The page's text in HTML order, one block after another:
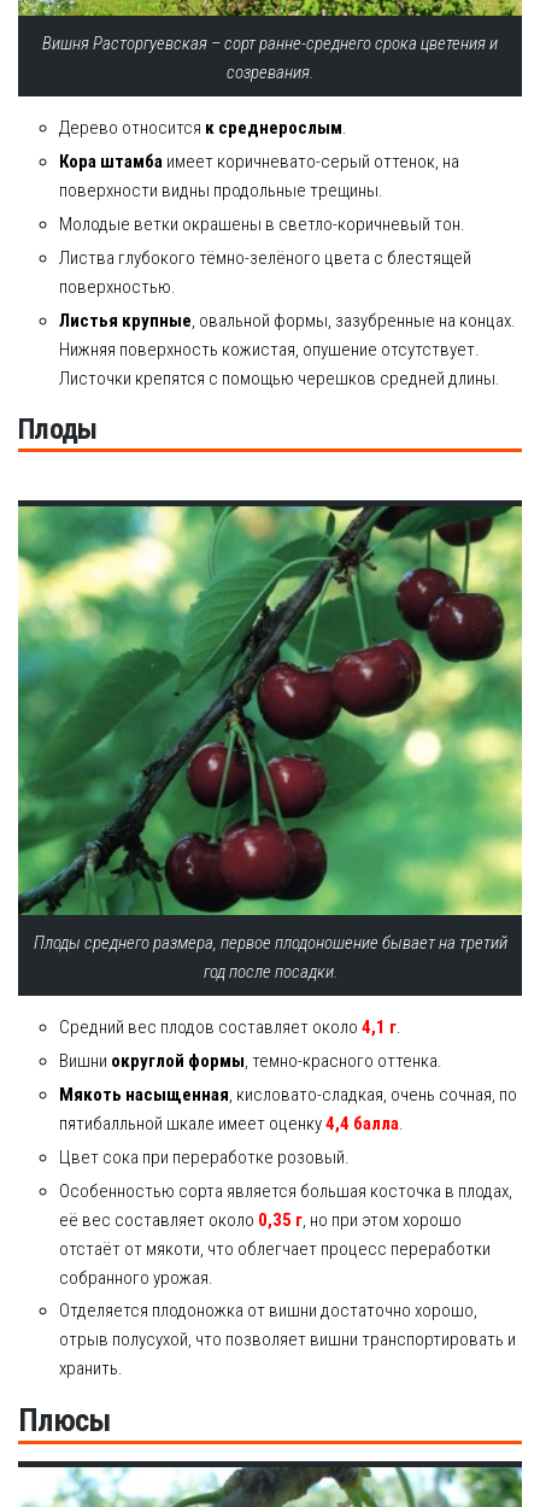
Вишня Расторгуевская – сорт ранне-среднего срока цветения и
созревания.
Дерево относится к среднерослым.
Кора штамбаимеет коричневато-серый оттенок, на
поверхности видны продольные трещины.
Молодые ветки окрашены в светло-коричневый тон.
Листва глубокого тёмно-зелёного цвета с блестящей
поверхностью.
Листья крупные, овальной формы, зазубренные на концах.
Нижняя поверхность кожистая, опушение отсутствует.
Листочки крепятся с помощью черешков средней длины.
Плоды
Плоды среднего размера, первое плодоношение бывает на третий
год после посадки.
Средний вес плодов составляет около 4,1 г.
Вишни округлой формы, темно-красного оттенка.
Мякоть насыщенная, кисловато-сладкая, очень сочная, по
пятибалльной шкале имеет оценку4,4 балла.
Цвет сока при переработке розовый.
Особенностью сорта является большая косточка в плодах,
её вес составляет около 0,35 г, но при этом хорошо
отстаёт от мякоти, что облегчает процесс переработки
собранного урожая.
Отделяется плодоножка от вишни достаточно хорошо,
отрыв полусухой, что позволяет вишни транспортировать и
хранить.
Плюсы